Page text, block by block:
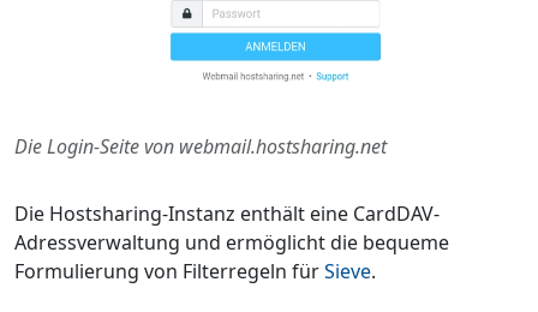
Die Login-Seite von webmail.hostsharing.net
Die Hostsharing-Instanz enthält eine CardDAV-
Adressverwaltung und ermöglicht die bequeme
Formulierung von Filterregeln fürSieve.